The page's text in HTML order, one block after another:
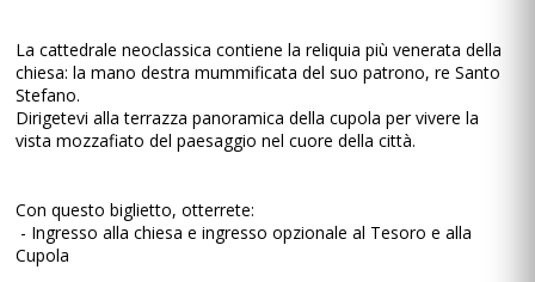
La cattedrale neoclassica contiene la reliquia più venerata della
chiesa: la mano destra mummificata del suo patrono, re Santo
Stefano.
Dirigetevi alla terrazza panoramica della cupola per vivere la
vista mozzafiato del paesaggio nel cuore della città.
Con questo biglietto, otterrete:
- Ingresso alla chiesa e ingresso opzionale al Tesoro e alla
Cupola